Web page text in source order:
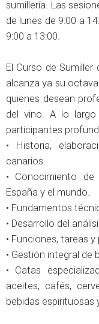
sumillería. Las
de lunes de 9:00 a
9:00 a 13:00.
El Curso de Sumiller
alcanza ya su
quienes desean
del vino. A lo
participantes
• Historia,
canarios.
• Conocimiento de
España y el mundo.
• Fundamentos
• Desarrollo del
• Funciones, tareas
• Gestión integral de
• Catas
aceites, cafés,
bebidas espirituosas